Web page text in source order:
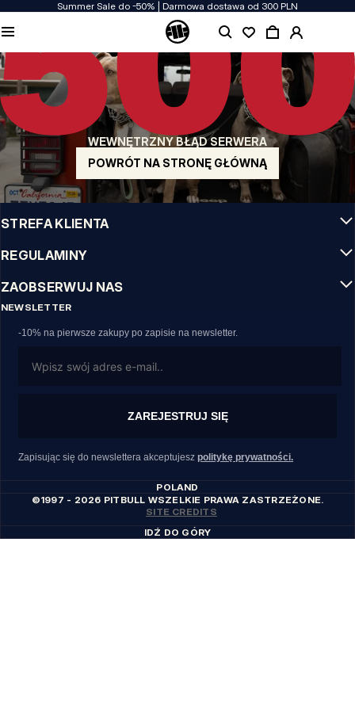
Summer Sale do -50% | Darmowa dostawa od 300 PLN
WEWNĘTRZNY BŁĄD SERWERA
POWRÓT NA STRONĘ GŁÓWNĄ
JAKOŚĆ TO DLA NAS PRIORYTET
Naszą odzież produkujemy z pasją! Nie idziemy na kompromis w kwestiach
wytrzymałości, długowieczności materiałów i dbałości o detal.
US ORIGIN
Nasze korzenie sięgają San Diego z poczatku lat 90-tych XX wieku. Nasz styl jest
surowy, autentyczny i stanowczy.
MARKA Z CHARAKTEREM
Nasze kolekcje wybierają sportowcy, fighterzy i uparci indywidualiści.
INFO
STREFA KLIENTA
REGULAMINY
ZAOBSERWUJ NAS
NEWSLETTER
-10% na pierwsze zakupy po zapisie na newsletter.
ZAREJESTRUJ SIĘ
Zapisując się do newslettera akceptujesz politykę prywatności.
POLAND
©1997 - 2026 PITBULL WSZELKIE PRAWA ZASTRZEŻONE.
SITE CREDITS
IDŹ DO GÓRY